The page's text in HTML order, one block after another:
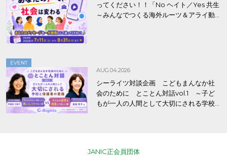
ってください！！「No ヘイト／Yes 共生
～みんなでつくる海外ルーツ＆アライ動
EVENT
AUG.04.2026
シーライツ対談企画 こどもまんなか社
会のために とことん対話vol.1 ～子ど
もが一人の人間として大切にされる学校
JANIC正会員団体